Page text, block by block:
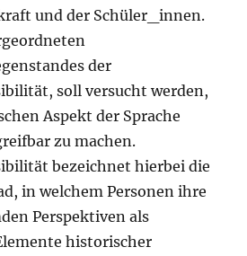
und der Schüler_innen.
der
soll versucht werden,
Aspekt der Sprache
zu machen.
bezeichnet hierbei die
in welchem Personen ihre
Perspektiven als
historischer